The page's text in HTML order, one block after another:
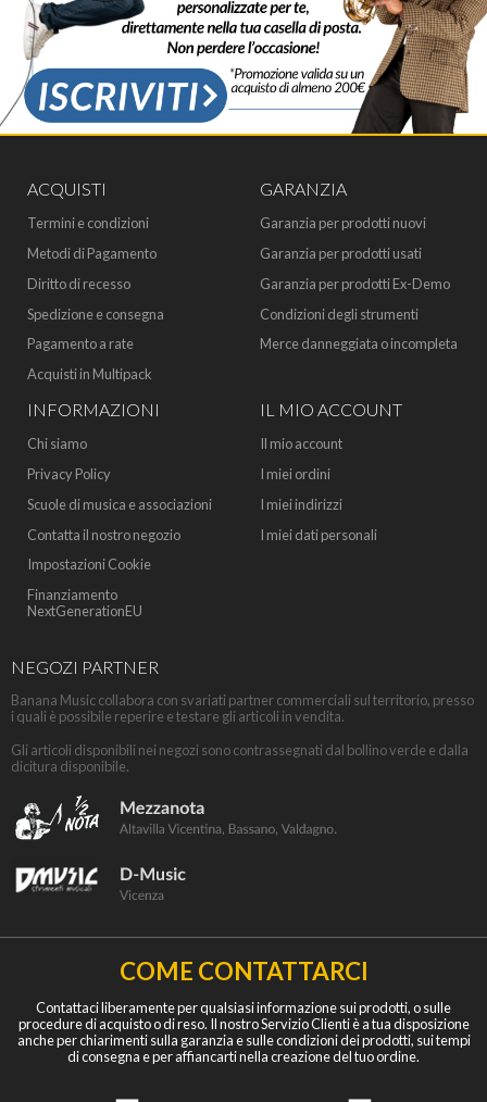
ACQUISTI
Termini e condizioni
Metodi di Pagamento
Diritto di recesso
Spedizione e consegna
Pagamento a rate
Acquisti in Multipack
GARANZIA
Garanzia per prodotti nuovi
Garanzia per prodotti usati
Garanzia per prodotti Ex-Demo
Condizioni degli strumenti
Merce danneggiata o incompleta
INFORMAZIONI
Chi siamo
Privacy Policy
Scuole di musica e associazioni
Contatta il nostro negozio
Impostazioni Cookie
Finanziamento
NextGenerationEU
IL MIO ACCOUNT
Il mio account
I miei ordini
I miei indirizzi
I miei dati personali
NEGOZI PARTNER
Banana Music collabora con svariati partner commerciali sul territorio, presso
i quali è possibile reperire e testare gli articoli in vendita.
Gli articoli disponibili nei negozi sono contrassegnati dal bollino verde e dalla
dicitura disponibile.
COME CONTATTARCI
Contattaci liberamente per qualsiasi informazione sui prodotti, o sulle
procedure di acquisto o di reso. Il nostro Servizio Clienti è a tua disposizione
anche per chiarimenti sulla garanzia e sulle condizioni dei prodotti, sui tempi
di consegna e per affiancarti nella creazione del tuo ordine.